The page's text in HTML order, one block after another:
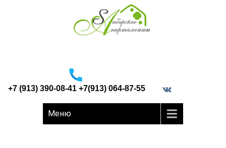
+7 (913) 390-08-41 +7(913) 064-87-55
Меню